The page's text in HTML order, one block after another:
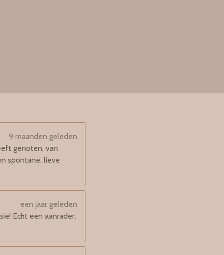
9 maanden geleden
genoten, van
spontane, lieve
een jaar geleden
Echt een aanrader.